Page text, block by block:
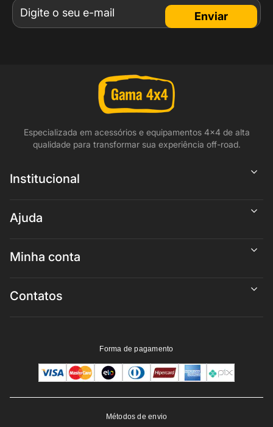
Enviar
Especializada em acessórios e equipamentos 4x4 de alta
qualidade para transformar sua experiência off-road.
Institucional
Ajuda
Minha conta
Contatos
Forma de pagamento
Métodos de envio